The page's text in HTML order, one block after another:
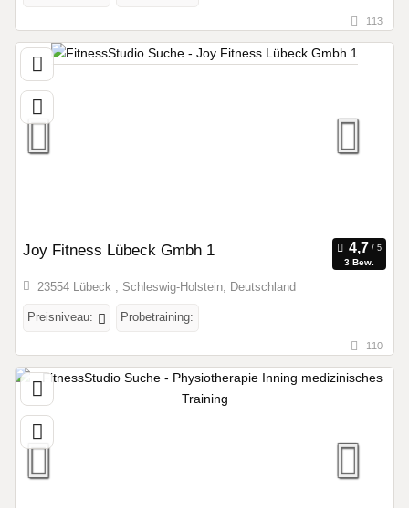
113
Joy Fitness Lübeck Gmbh 1
3 Bew.
23554 Lübeck , Schleswig-Holstein, Deutschland
Preisniveau: Probetraining:
110